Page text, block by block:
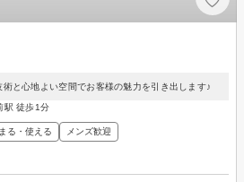
術と心地よい空間でお客様の魅力を引き出します♪
駅 徒歩1分
る・使える メンズ歓迎